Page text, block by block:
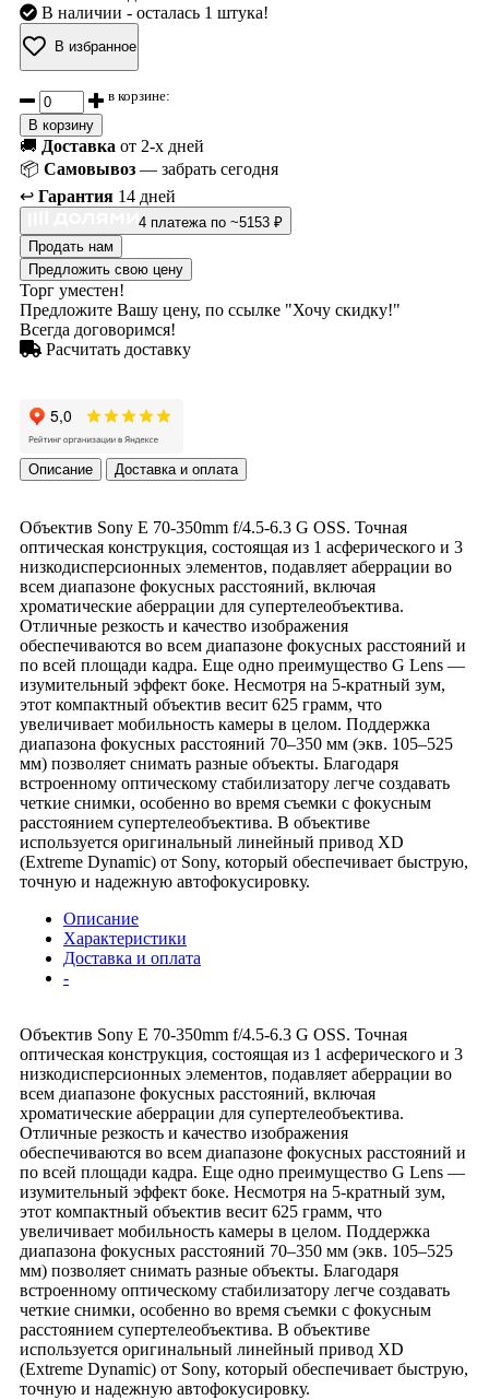
В наличии - осталась 1 штука!
В избранное
в корзине:
В корзину
🚚 Доставка от 2-х дней
📦 Самовывоз — забрать сегодня
↩️ Гарантия 14 дней
4 платежа по ~5153 ₽
Продать нам
Предложить свою цену
Торг уместен!
Предложите Вашу цену, по ссылке "Хочу скидку!"
Всегда договоримся!
Расчитать доставку
Описание Доставка и оплата
Объектив Sony E 70-350mm f/4.5-6.3 G OSS. Точная
оптическая конструкция, состоящая из 1 асферического и 3
низкодисперсионных элементов, подавляет аберрации во
всем диапазоне фокусных расстояний, включая
хроматические аберрации для супертелеобъектива.
Отличные резкость и качество изображения
обеспечиваются во всем диапазоне фокусных расстояний и
по всей площади кадра. Еще одно преимущество G Lens —
изумительный эффект боке. Несмотря на 5-кратный зум,
этот компактный объектив весит 625 грамм, что
увеличивает мобильность камеры в целом. Поддержка
диапазона фокусных расстояний 70–350 мм (экв. 105–525
мм) позволяет снимать разные объекты. Благодаря
встроенному оптическому стабилизатору легче создавать
четкие снимки, особенно во время съемки с фокусным
расстоянием супертелеобъектива. В объективе
используется оригинальный линейный привод XD
(Extreme Dynamic) от Sony, который обеспечивает быструю,
точную и надежную автофокусировку.
Описание
Характеристики
Доставка и оплата
-
Объектив Sony E 70-350mm f/4.5-6.3 G OSS. Точная
оптическая конструкция, состоящая из 1 асферического и 3
низкодисперсионных элементов, подавляет аберрации во
всем диапазоне фокусных расстояний, включая
хроматические аберрации для супертелеобъектива.
Отличные резкость и качество изображения
обеспечиваются во всем диапазоне фокусных расстояний и
по всей площади кадра. Еще одно преимущество G Lens —
изумительный эффект боке. Несмотря на 5-кратный зум,
этот компактный объектив весит 625 грамм, что
увеличивает мобильность камеры в целом. Поддержка
диапазона фокусных расстояний 70–350 мм (экв. 105–525
мм) позволяет снимать разные объекты. Благодаря
встроенному оптическому стабилизатору легче создавать
четкие снимки, особенно во время съемки с фокусным
расстоянием супертелеобъектива. В объективе
используется оригинальный линейный привод XD
(Extreme Dynamic) от Sony, который обеспечивает быструю,
точную и надежную автофокусировку.